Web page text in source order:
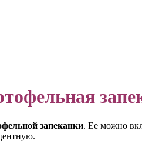
запеканки. Ее можно